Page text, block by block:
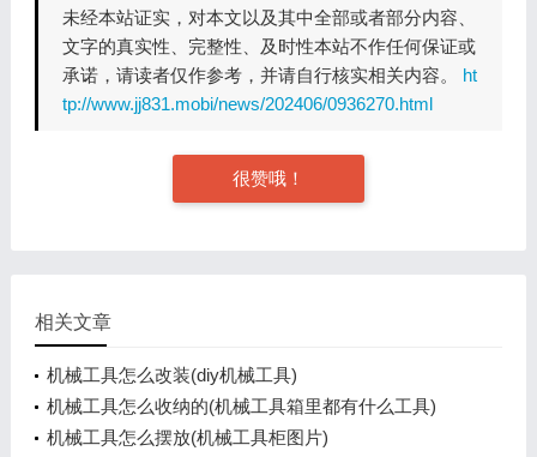
未经本站证实，对本文以及其中全部或者部分内容、
文字的真实性、完整性、及时性本站不作任何保证或
承诺，请读者仅作参考，并请自行核实相关内容。 ht
tp://www.jj831.mobi/news/202406/0936270.html
很赞哦！
相关文章
机械工具怎么改装(diy机械工具)
机械工具怎么收纳的(机械工具箱里都有什么工具)
机械工具怎么摆放(机械工具柜图片)